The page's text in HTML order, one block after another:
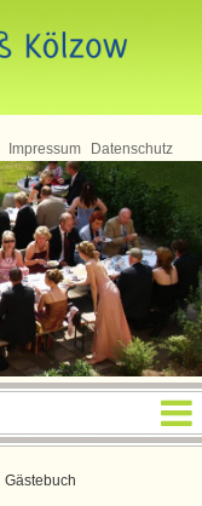
Impressum Datenschutz
Gästebuch